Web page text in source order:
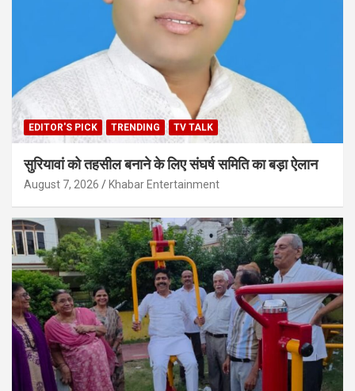
EDITOR'S PICK TRENDING TV TALK
सुरियावां को तहसील बनाने के लिए संघर्ष समिति का बड़ा ऐलान
August 7, 2026 Khabar Entertainment